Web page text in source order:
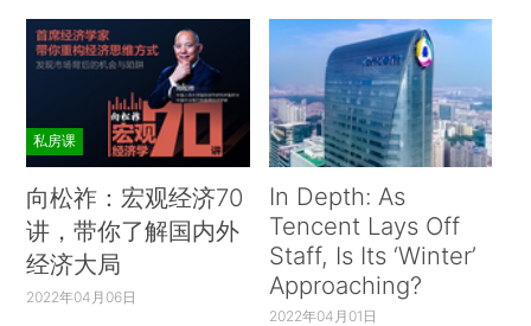
私房课
向松祚：宏观经济70
讲，带你了解国内外
经济大局
2022年04月06日
In Depth: As
Tencent Lays Off
Staff, Is Its ‘Winter’
Approaching?
2022年04月01日